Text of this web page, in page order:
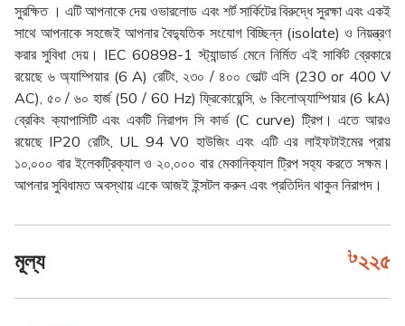
সুরক্ষিত । এটি আপনাকে দেয় ওভারলোড এবং শর্ট সার্কিটের বিরুদ্ধে সুরক্ষা এবং একই
সাথে আপনাকে সহজেই আপনার বৈদ্যুতিক সংযোগ বিচ্ছিন্ন (isolate) ও নিয়ন্ত্রণ
করার সুবিধা দেয়। IEC 60898-1 স্ট্যান্ডার্ড মেনে নির্মিত এই সার্কিট ব্রেকারে
রয়েছে ৬ অ্যাম্পিয়ার (6 A) রেটিং, ২৩০ / ৪০০ ভোল্ট এসি (230 or 400 V
AC), ৫০ / ৬০ হার্জ (50 / 60 Hz) ফ্রিকোয়েন্সি, ৬ কিলোঅ্যাম্পিয়ার (6 kA)
ব্রেকিং ক্যাপাসিটি এবং একটি নিরাপদ সি কার্ভ (C curve) ট্রিপ। এতে আরও
রয়েছে IP20 রেটিং, UL 94 V0 হাউজিং এবং এটি এর লাইফটাইমের প্রায়
১০,০০০ বার ইলেকট্রিক্যাল ও ২০,০০০ বার মেকানিক্যাল ট্রিপ সহ্য করতে সক্ষম।
আপনার সুবিধামত অবস্থায় একে আজই ইন্সটল করুন এবং প্রতিদিন থাকুন নিরাপদ।
মূল্য ২২৫